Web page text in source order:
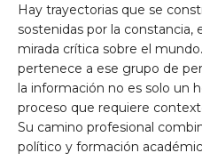
Hay trayectorias que se
sostenidas por la constancia,
mirada crítica sobre el
pertenece a ese grupo de
la información no es solo un
proceso que requiere
Su camino profesional
político y formación